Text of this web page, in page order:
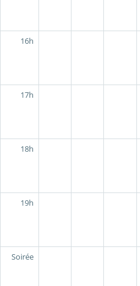
16h
17h
18h
19h
Soirée